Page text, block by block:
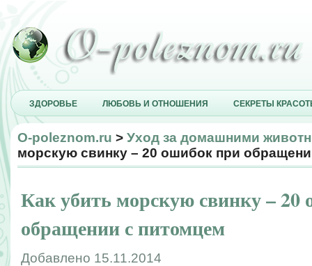
ЗДОРОВЬЕ ЛЮБОВЬ И ОТНОШЕНИЯ СЕКРЕТЫ
O-poleznom.ru > Уход за домашними
морскую свинку – 20 ошибок при
Как убить морскую свинку –
обращении с питомцем
Добавлено 15.11.2014